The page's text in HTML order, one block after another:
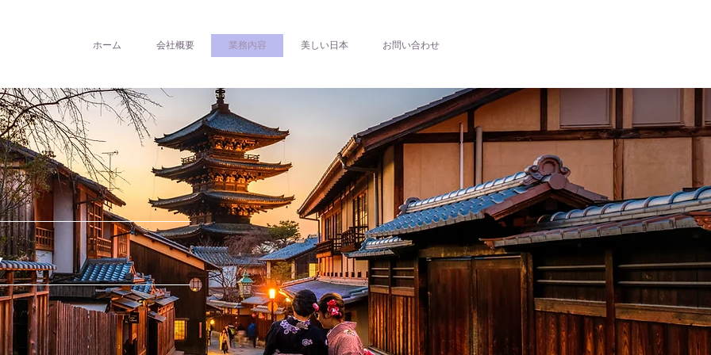
ホーム 会社概要 業務内容 美しい日本 お問い合わせ